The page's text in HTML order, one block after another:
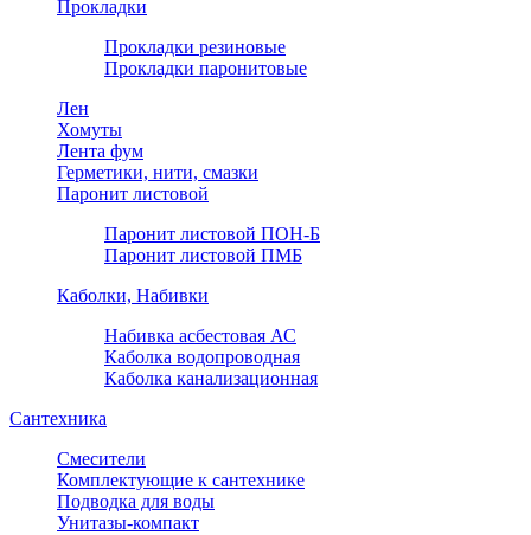
Прокладки
Прокладки резиновые
Прокладки паронитовые
Лен
Хомуты
Лента фум
Герметики, нити, смазки
Паронит листовой
Паронит листовой ПОН-Б
Паронит листовой ПМБ
Каболки, Набивки
Набивка асбестовая АС
Каболка водопроводная
Каболка канализационная
Сантехника
Смесители
Комплектующие к сантехнике
Подводка для воды
Унитазы-компакт